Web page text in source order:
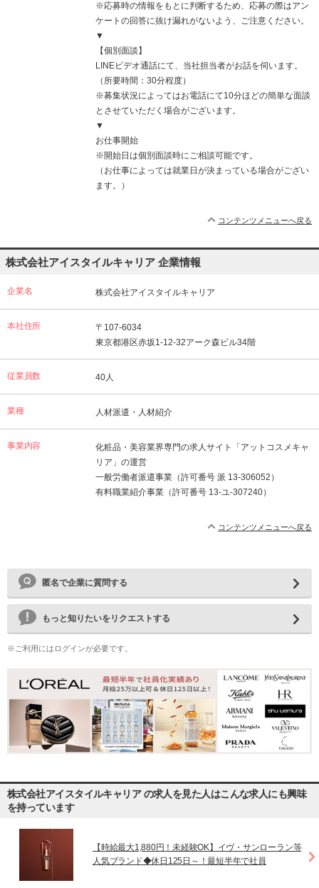
※応募時の情報をもとに判断するため、応募の際はアン
ケートの回答に抜け漏れがないよう、ご注意ください。
▼
【個別面談】
LINEビデオ通話にて、当社担当者がお話を伺います。
（所要時間：30分程度）
※募集状況によってはお電話にて10分ほどの簡単な面談
とさせていただく場合がございます。
▼
お仕事開始
※開始日は個別面談時にご相談可能です。
（お仕事によっては就業日が決まっている場合がござい
ます。）
コンテンツメニューへ戻る
株式会社アイスタイルキャリア 企業情報
企業名 株式会社アイスタイルキャリア
本社住所
〒107-6034
東京都港区赤坂1-12-32アーク森ビル34階
従業員数 40人
業種 人材派遣・人材紹介
事業内容
化粧品・美容業界専門の求人サイト「アットコスメキャ
リア」の運営
一般労働者派遣事業（許可番号 派 13-306052）
有料職業紹介事業（許可番号 13-ユ-307240）
コンテンツメニューへ戻る
匿名で企業に質問する
もっと知りたいをリクエストする
※ご利用にはログインが必要です。
株式会社アイスタイルキャリア の求人を見た人はこんな求人にも興味
を持っています
【時給最大1,880円！未経験OK】イヴ・サンローラン等
人気ブランド◆休日125日～！最短半年で社員